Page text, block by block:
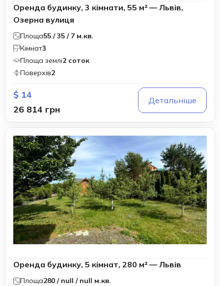
Оренда будинку, 3 кімнати, 55 м² — Львів,
Озерна вулиця
Площа55 / 35 / 7 м.кв.
Кімнат3
Площа землі2 соток
Поверхів2
$ 14
26 814 грн
Детальніше
Оренда будинку, 5 кімнат, 280 м² — Львів
Площа280 / null / null м.кв.